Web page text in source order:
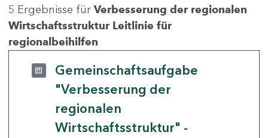
5 Ergebnisse für Verbesserung der regionalen
Wirtschaftsstruktur Leitlinie für
regionalbeihilfen
Gemeinschaftsaufgabe
"Verbesserung der
regionalen
Wirtschaftsstruktur" -